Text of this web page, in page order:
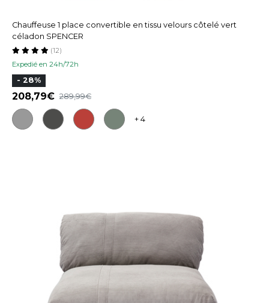
Chauffeuse 1 place convertible en tissu velours côtelé vert
céladon SPENCER
Expedié en 24h/72h
(12)
- 28%
208,79 289,99
+ 4